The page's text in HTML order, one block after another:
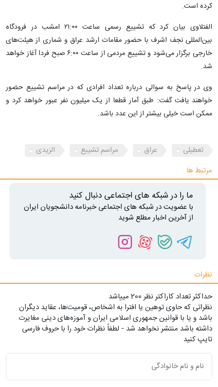
کرده است.
الفتلاوی بیان کرد که تشییع رسمی ساعت ۲۱:۰۰ امشب در فرودگاه
بین‌المللی نجف اشرف با حضور مقامات ارشد عراق و شماری از هیئت‌های
خارجی برگزار می‌شود و تشییع مردمی از ساعت ۶:۰۰ صبح فردا آغاز خواهد
شد.
وی در پاسخ به سوالی درباره تعداد افرادی که در مراسم تشییع حضور
خواهند یافت گفت: طبق آمار قطعا از یک میلیون نفر عبور خواهد کرد و
ممکن است خیلی بیشتر از این عدد باشد.
تعطیلی عراق مراسم تشییع
الزیدی
مرتبط ها
ما را در شبکه های اجتماعی دنبال کنید
با عضویت در شبکه های اجتماعی خبرنامه دانشجویان ایران
از آخرین اخبار مطلع شوید
نظرات
حداکثر تعداد کاراکتر نظر 200 ميياشد
نظراتی که حاوی توهین یا افترا به اشخاص، قومیت‌ها، عقاید دیگران
باشد و یا با قوانین جمهوری اسلامی ایران و آموزه‌های دینی مغایرت
داشته باشد منتشر نخواهد شد - لطفاً نظرات خود را با حروف فارسی
تایپ کنید